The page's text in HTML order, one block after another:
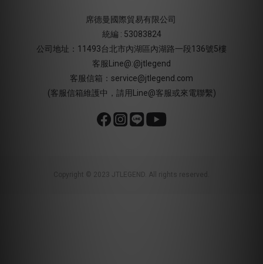
席德曼國際貿易有限公司
統編 : 53083824
公司地址：11493台北市內湖區內湖路一段136號5樓
客服Line@:@jtlegend
客服信箱：service@jtlegend.com
(客服信箱維護中，請用Line@客服或來電聯繫)
Copyright © 2023 JTLEGEND. All rights reserved.